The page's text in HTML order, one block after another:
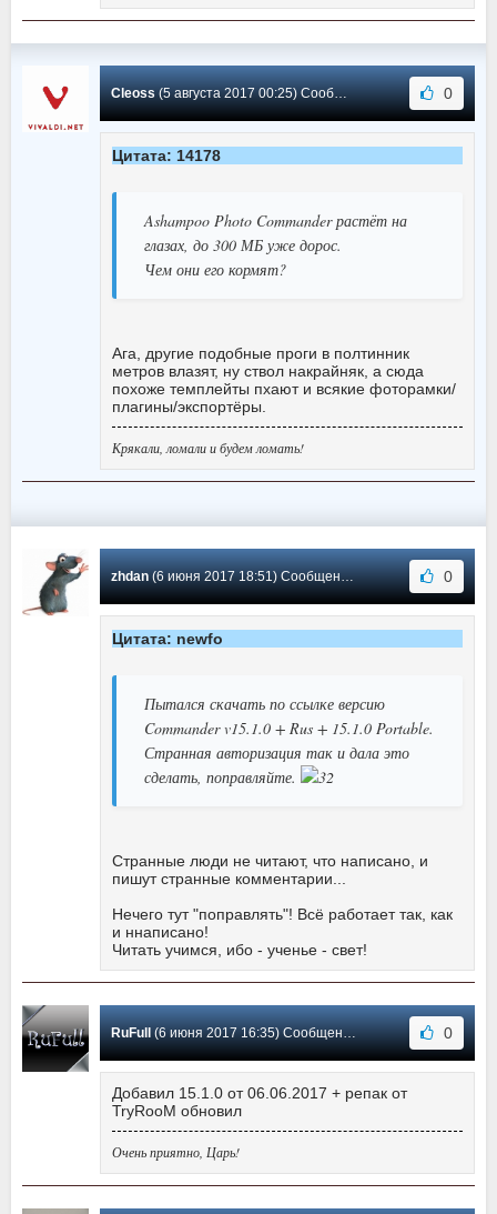
Cleoss(5 августа 2017 00:25) Сообщение #264 0
Цитата: 14178
Ashampoo Photo Commander растёт на
глазах, до 300 МБ уже дорос.
Чем они его кормят?
Ага, другие подобные проги в полтинник
метров влазят, ну ствол накрайняк, а сюда
похоже темплейты пхают и всякие фоторамки/
плагины/экспортёры.
Крякали, ломали и будем ломать!
zhdan(6 июня 2017 18:51) Сообщение #263 0
Цитата: newfo
Пытался скачать по ссылке версию
Commander v15.1.0 + Rus + 15.1.0 Portable.
Странная авторизация так и дала это
сделать, поправляйте.
Странные люди не читают, что написано, и
пишут странные комментарии...
Нечего тут "поправлять"! Всё работает так, как
и ннаписано!
Читать учимся, ибо - ученье - свет!
RuFull (6 июня 2017 16:35) Сообщение #262 0
Добавил 15.1.0 от 06.06.2017 + репак от
TryRooM обновил
Очень приятно, Царь!